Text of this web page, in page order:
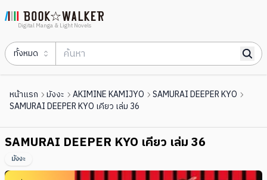
Digital Manga & Light Novels
ทั้งหมด
หน้าแรก มังงะ AKIMINE KAMIJYO
SAMURAI DEEPER KYO
SAMURAI DEEPER KYO เคียว เล่ม 36
SAMURAI DEEPER KYO เคียว เล่ม 36
มังงะ